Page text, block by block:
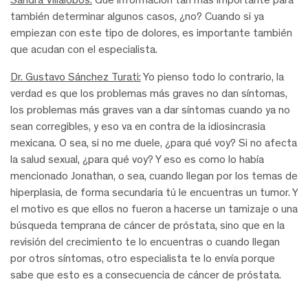
también determinar algunos casos, ¿no? Cuando si ya
empiezan con este tipo de dolores, es importante también
que acudan con el especialista.
Dr. Gustavo Sánchez Turati: Yo pienso todo lo contrario, la
verdad es que los problemas más graves no dan síntomas,
los problemas más graves van a dar síntomas cuando ya no
sean corregibles, y eso va en contra de la idiosincrasia
mexicana. O sea, si no me duele, ¿para qué voy? Si no afecta
la salud sexual, ¿para qué voy? Y eso es como lo había
mencionado Jonathan, o sea, cuando llegan por los temas de
hiperplasia, de forma secundaria tú le encuentras un tumor. Y
el motivo es que ellos no fueron a hacerse un tamizaje o una
búsqueda temprana de cáncer de próstata, sino que en la
revisión del crecimiento te lo encuentras o cuando llegan
por otros síntomas, otro especialista te lo envía porque
sabe que esto es a consecuencia de cáncer de próstata.